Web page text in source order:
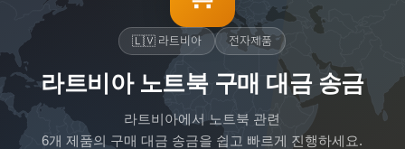
🇱🇻 라트비아 전자제품
라트비아 노트북 구매 대금 송금
라트비아에서노트북 관련
6개 제품의 구매 대금 송금을 쉽고 빠르게 진행하세요.